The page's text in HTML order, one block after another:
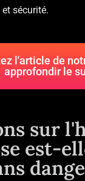
sécurité.
l'article de
approfondir le
sur
est-